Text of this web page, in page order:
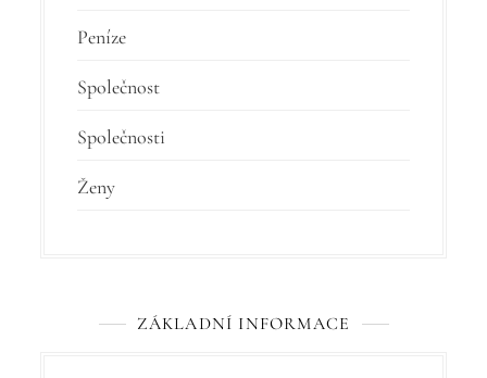
Peníze
Společnost
Společnosti
Ženy
ZÁKLADNÍ INFORMACE